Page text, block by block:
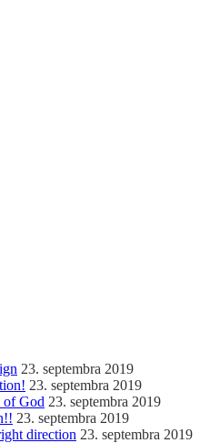
23. septembra 2019
23. septembra 2019
of God 23. septembra 2019
23. septembra 2019
direction 23. septembra 2019